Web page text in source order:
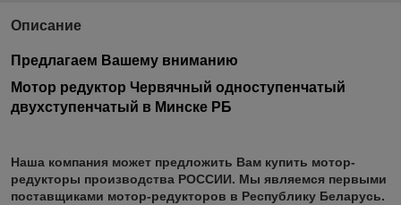
Описание
Предлагаем Вашему вниманию
Мотор редуктор Червячный одноступенчатый
двухступенчатый в Минске РБ
Наша компания может предложить Вам купить мотор-
редукторы производства РОССИИ. Мы являемся первыми
поставщиками мотор-редукторов в Республику Беларусь.